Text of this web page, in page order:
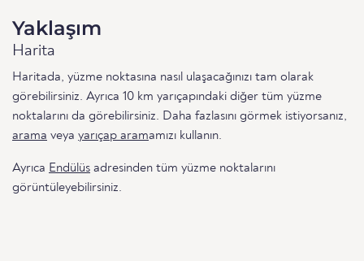
Yaklaşım
Harita
Haritada, yüzme noktasına nasıl ulaşacağınızı tam olarak
görebilirsiniz. Ayrıca 10 km yarıçapındaki diğer tüm yüzme
noktalarını da görebilirsiniz. Daha fazlasını görmek istiyorsanız,
arama veya yarıçap aramamızı kullanın.
Ayrıca Endülüs adresinden tüm yüzme noktalarını
görüntüleyebilirsiniz.